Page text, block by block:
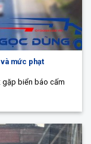
mức phạt
biển báo cấm